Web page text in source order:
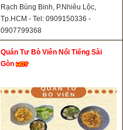
Rạch Bùng Binh, P.Nhiêu Lộc,
Tp.HCM - Tel: 0909150336 -
0907799368
Quán Tư Bò Viên Nổi Tiếng Sài
Gòn